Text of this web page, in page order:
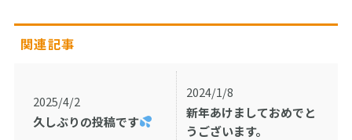
関連記事
2025/4/2
久しぶりの投稿です
2024/1/8
新年あけましておめでと
うございます。